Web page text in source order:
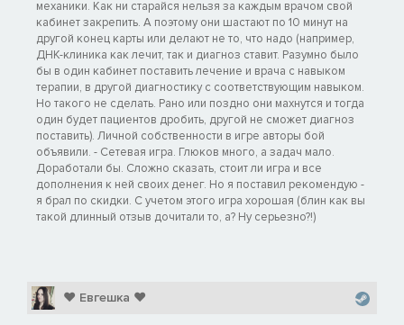
механики. Как ни старайся нельзя за каждым врачом свой
кабинет закрепить. А поэтому они шастают по 10 минут на
другой конец карты или делают не то, что надо (например,
ДНК-клиника как лечит, так и диагноз ставит. Разумно было
бы в один кабинет поставить лечение и врача с навыком
терапии, в другой диагностику с соответствующим навыком.
Но такого не сделать. Рано или поздно они махнутся и тогда
один будет пациентов дробить, другой не сможет диагноз
поставить). Личной собственности в игре авторы бой
объявили. - Сетевая игра. Глюков много, а задач мало.
Доработали бы. Сложно сказать, стоит ли игра и все
дополнения к ней своих денег. Но я поставил рекомендую -
я брал по скидки. С учетом этого игра хорошая (блин как вы
такой длинный отзыв дочитали то, а? Ну серьезно?!)
❤ Евгешка ❤